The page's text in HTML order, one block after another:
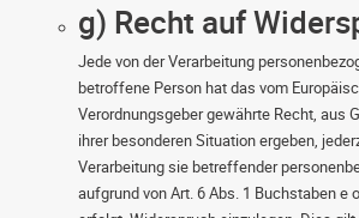
g) Recht auf
Jede von der Verarbeitung
betroffene Person hat das vom
Verordnungsgeber gewährte Recht, aus
ihrer besonderen Situation ergeben,
Verarbeitung sie betreffender
aufgrund von Art. 6 Abs. 1 Buchstaben e